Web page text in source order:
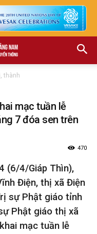
thành
mạc tuần lễ
7 đóa sen trên
470
(6/4/Giáp Thìn),
Điện, thị xã Điện
sự Phật giáo tỉnh
Phật giáo thị xã
mạc tuần lễ